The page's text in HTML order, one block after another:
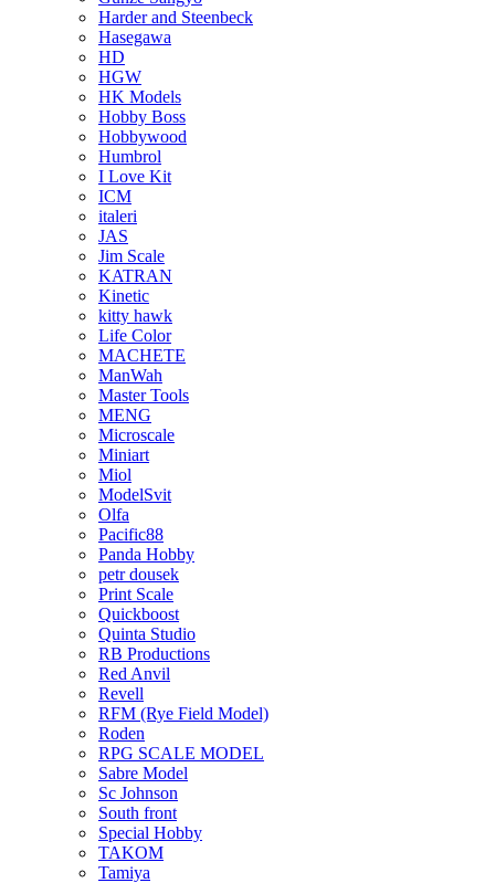
Harder and Steenbeck
Hasegawa
HD
HGW
HK Models
Hobby Boss
Hobbywood
Humbrol
I Love Kit
ICM
italeri
JAS
Jim Scale
KATRAN
Kinetic
kitty hawk
Life Color
MACHETE
ManWah
Master Tools
MENG
Microscale
Miniart
Miol
ModelSvit
Olfa
Pacific88
Panda Hobby
petr dousek
Print Scale
Quickboost
Quinta Studio
RB Productions
Red Anvil
Revell
RFM (Rye Field Model)
Roden
RPG SCALE MODEL
Sabre Model
Sc Johnson
South front
Special Hobby
TAKOM
Tamiya